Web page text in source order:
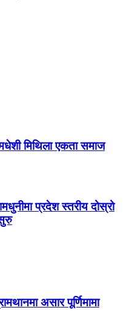
मिथिला एकता समाज
प्रदेश स्तरीय दोस्रो
असार पूर्णिमामा